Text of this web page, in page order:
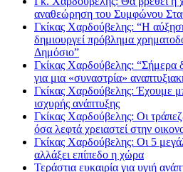
αναθεώρηση του Συμφώνου
Γκίκας Χαρδούβελης: “Η
δημιουργεί πρόβλημα
Δημόσιο”
Γκίκας Χαρδούβελης: “Σήμερα
για μια «συναστρία»
Γκίκας Χαρδούβελης: Έχουμε
ισχυρής ανάπτυξης
Γκίκας Χαρδούβελης: Οι
όσα λεφτά χρειαστεί στην
Γκίκας Χαρδούβελης: Οι 5
αλλάξει επίπεδο η χώρα
Τεράστια ευκαιρία για υγιή